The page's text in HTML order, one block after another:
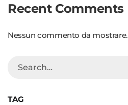
Recent Comments
Nessun commento da mostrare.
TAG